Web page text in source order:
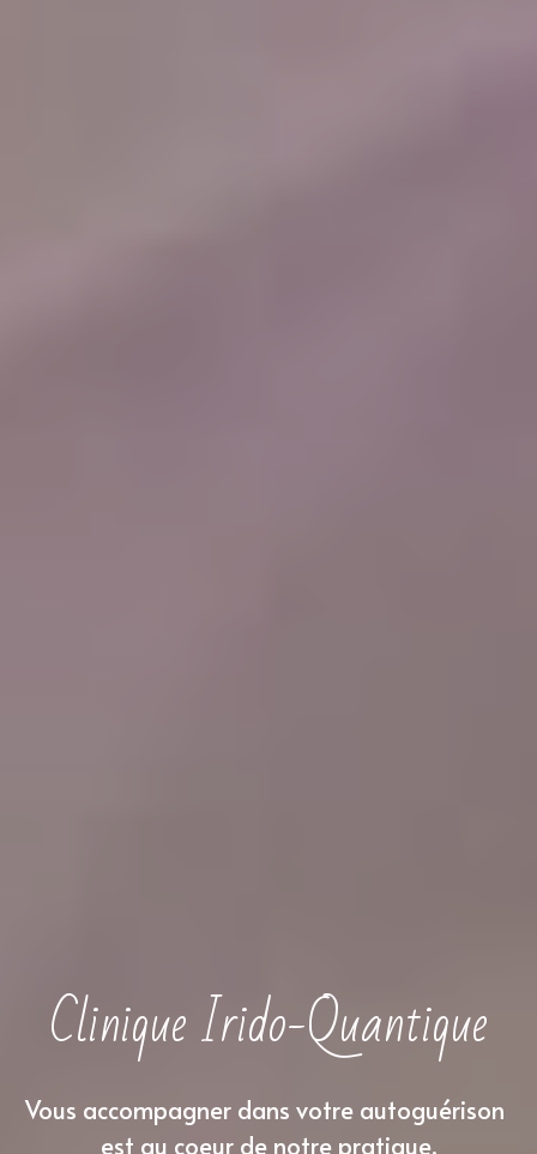
Clinique Irido-Quantique
Vous accompagner dans votre autoguérison
est au coeur de notre pratique.